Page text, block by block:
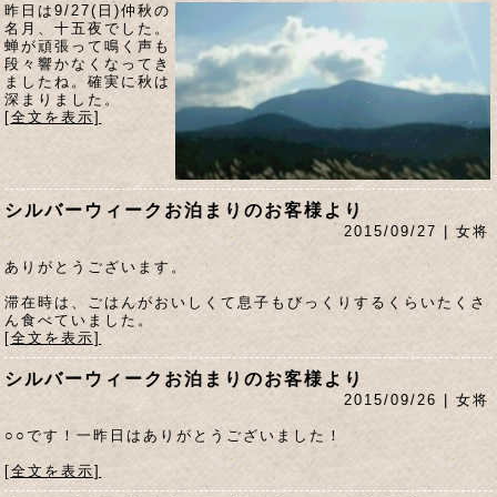
昨日は9/27(日)仲秋の
名月、十五夜でした。
蝉が頑張って鳴く声も
段々響かなくなってき
ましたね。確実に秋は
深まりました。
[全文を表示]
シルバーウィークお泊まりのお客様より
2015/09/27 | 女将
ありがとうございます。
滞在時は、ごはんがおいしくて息子もびっくりするくらいたくさ
ん食べていました。
[全文を表示]
シルバーウィークお泊まりのお客様より
2015/09/26 | 女将
○○です！一昨日はありがとうございました！
[全文を表示]